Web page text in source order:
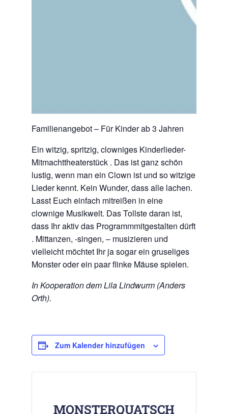
Familienangebot – Für Kinder ab 3 Jahren
Ein witzig, spritzig, clowniges Kinderlieder-
Mitmachttheaterstück . Das ist ganz schön
lustig, wenn man ein Clown ist und so witzige
Lieder kennt. Kein Wunder, dass alle lachen.
Lasst Euch einfach mitreißen in eine
clownige Musikwelt. Das Tollste daran ist,
dass Ihr aktiv das Programmmitgestalten dürft
. Mittanzen, -singen, – musizieren und
vielleicht möchtet Ihr ja sogar ein gruseliges
Monster oder ein paar flinke Mäuse spielen.
In Kooperation dem Lila Lindwurm (Anders
Orth).
Zum Kalender hinzufügen
MONSTERQUATSCH